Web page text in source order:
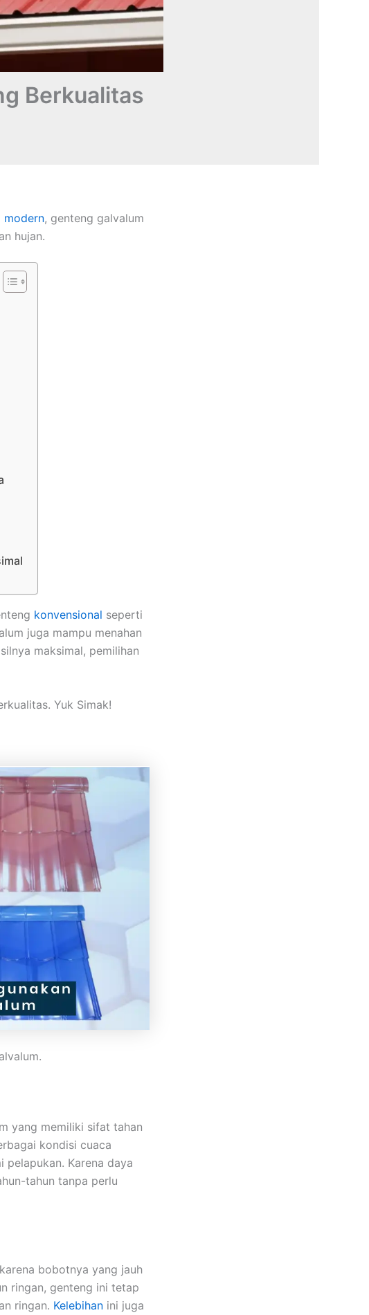
Berkualitas
modern, genteng galvalum
hujan.
konvensional seperti
juga mampu menahan
maksimal, pemilihan
Yuk Simak!
yang memiliki sifat tahan
kondisi cuaca
pelapukan. Karena daya
tahun tanpa perlu
bobotnya yang jauh
ringan, genteng ini tetap
ringan. Kelebihan ini juga